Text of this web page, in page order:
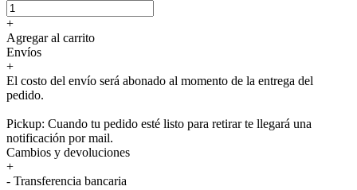
+
Agregar al carrito
Envíos
+
El costo del envío será abonado al momento de la entrega del
pedido.
Pickup: Cuando tu pedido esté listo para retirar te llegará una
notificación por mail.
Cambios y devoluciones
+
- Transferencia bancaria